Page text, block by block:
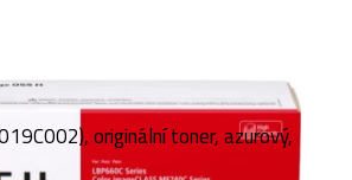
originální toner, azurový,